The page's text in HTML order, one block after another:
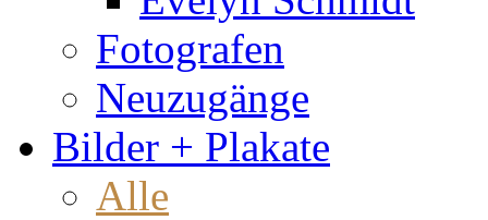
Fotografen
Neuzugänge
Bilder + Plakate
Alle